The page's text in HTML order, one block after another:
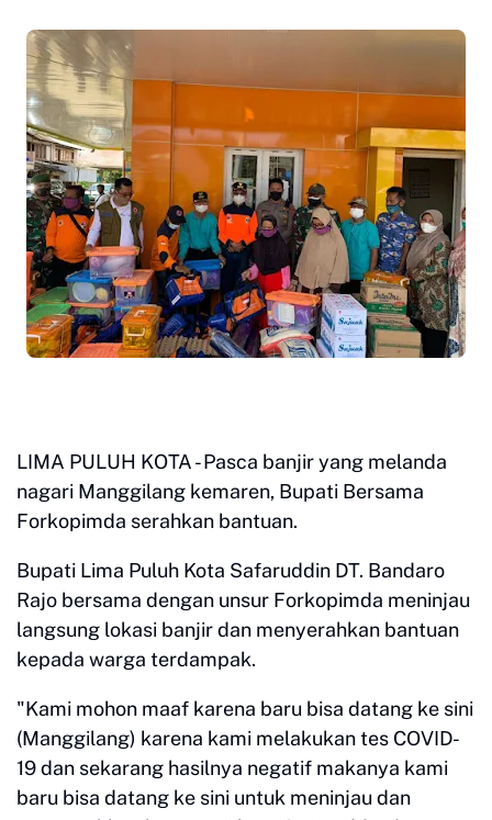
LIMA PULUH KOTA - Pasca banjir yang melanda
nagari Manggilang kemaren, Bupati Bersama
Forkopimda serahkan bantuan.
Bupati Lima Puluh Kota Safaruddin DT. Bandaro
Rajo bersama dengan unsur Forkopimda meninjau
langsung lokasi banjir dan menyerahkan bantuan
kepada warga terdampak.
"Kami mohon maaf karena baru bisa datang ke sini
(Manggilang) karena kami melakukan tes COVID-
19 dan sekarang hasilnya negatif makanya kami
baru bisa datang ke sini untuk meninjau dan